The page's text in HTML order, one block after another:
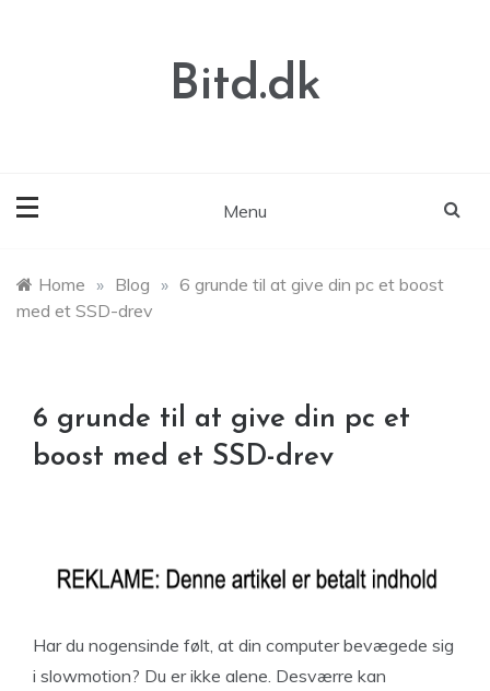
Bitd.dk
Menu
Home » Blog » 6 grunde til at give din pc et boost
med et SSD-drev
6 grunde til at give din pc et
boost med et SSD-drev
Har du nogensinde følt, at din computer bevægede sig
i slowmotion? Du er ikke alene. Desværre kan